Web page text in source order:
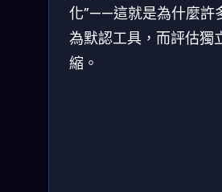
化”——這就是為什麼
為默認工具，而評估獨
縮。